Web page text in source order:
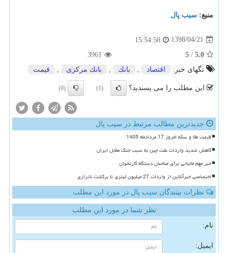
منبع: سیب پال
1398/04/21
15:54:50
5.0
/
5
3961
تگهای خبر:
اقتصاد بانك بانك مركزی قیمت
این مطلب را می پسندید؟ (1)
(0)
جدیدترین مطالب مرتبط در سیب پال
قیمت طلا و سکه امروز 17 مردادماه 1405
کاهش شدید واردات نفت چین به سبب جنگ مقابل ایران
خبر مهم مالیاتی برای صاحبان دستگاه کارتخوان
اختصاصی خبرآنلاین از واردات 27 میلیون لیتری تا برگشت ناترازی
نظرات بینندگان سیب پال در مورد این مطلب
نظر شما در مورد این مطلب
نام:
ایمیل: